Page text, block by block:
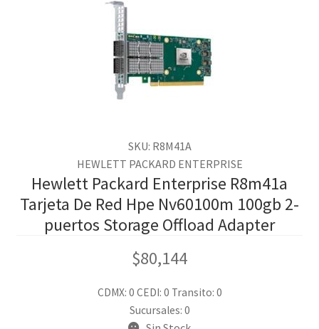
SKU: R8M41A
HEWLETT PACKARD ENTERPRISE
Hewlett Packard Enterprise R8m41a
Tarjeta De Red Hpe Nv60100m 100gb 2-
puertos Storage Offload Adapter
$80,144
CDMX: 0 CEDI: 0 Transito: 0
Sucursales: 0